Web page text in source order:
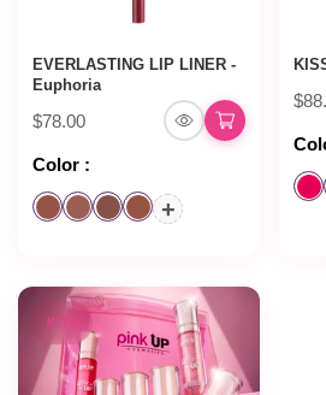
EVERLASTING LIP LINER -
Euphoria
$78.00
Color :
+
KITS